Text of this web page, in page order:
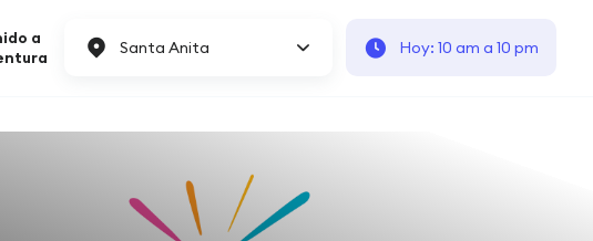
a
Santa Anita Hoy: 10 am a 10 pm